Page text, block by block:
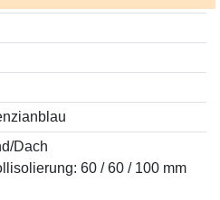
Dach
60 / 60 / 100 mm